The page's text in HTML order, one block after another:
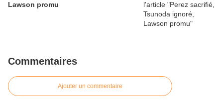
Lawson promu
Commentaires
Ajouter un commentaire